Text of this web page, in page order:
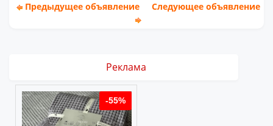
Предыдущее объявление Следующее объявление
Реклама
-55%